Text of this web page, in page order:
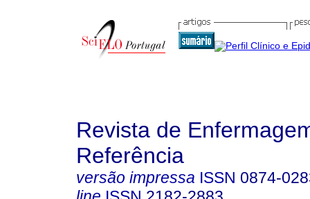
Revista de
Referência
versão impressa ISSN 0874-